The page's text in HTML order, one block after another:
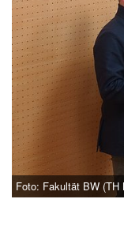
Foto: Fakultät BW (TH